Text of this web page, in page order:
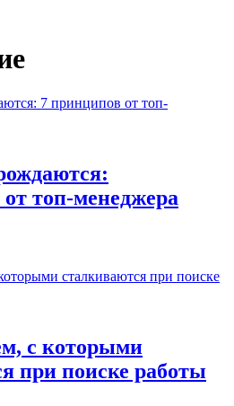
топ-менеджера
с которыми
при поиске работы